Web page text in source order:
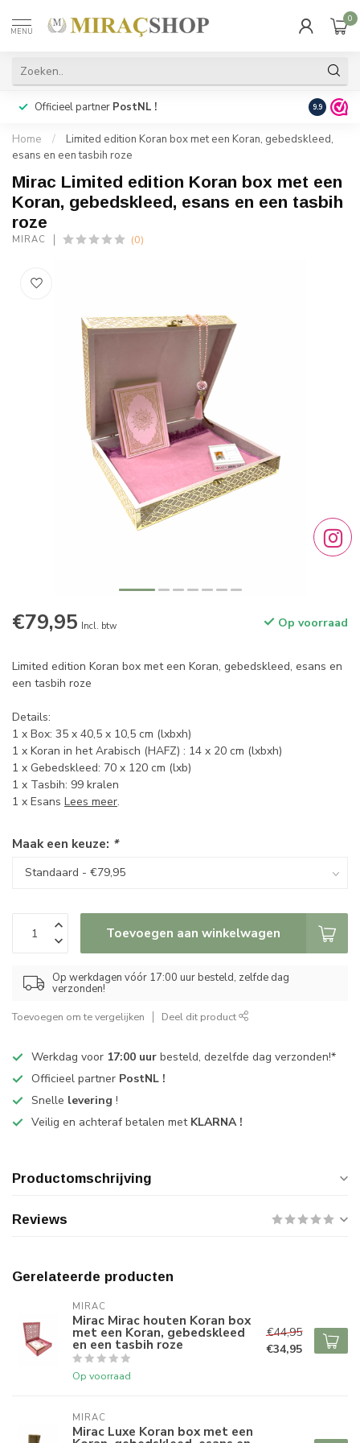
MENU
0
Officieel partner PostNL ! Snelle
9.9
Home /
Limited edition Koran box met een Koran, gebedskleed,
esans en een tasbih roze
Mirac Limited edition Koran box met een
Koran, gebedskleed, esans en een tasbih
roze
MIRAC (0)
€79,95 Incl. btw Op voorraad
Limited edition Koran box met een Koran, gebedskleed, esans en
een tasbih roze
Details:
1 x Box: 35 x 40,5 x 10,5 cm (lxbxh)
1 x Koran in het Arabisch (HAFZ) : 14 x 20 cm (lxbxh)
1 x Gebedskleed: 70 x 120 cm (lxb)
1 x Tasbih: 99 kralen
1 x Esans Lees meer.
Maak een keuze: *
Toevoegen aan winkelwagen
Op werkdagen vóór 17:00 uur besteld, zelfde dag
verzonden!
Toevoegen om te vergelijken Deel dit product
Werkdag voor 17:00 uur besteld, dezelfde dag verzonden!*
Officieel partner PostNL !
Snelle levering !
Veilig en achteraf betalen met KLARNA !
Productomschrijving
Reviews
Gerelateerde producten
MIRAC
Mirac Mirac houten Koran box
met een Koran, gebedskleed
en een tasbih roze
Op voorraad
€44,95
€34,95
MIRAC
Mirac Luxe Koran box met een